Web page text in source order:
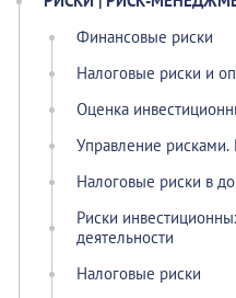
Финансовые риски
Налоговые риски и
Оценка
Управление
Налоговые риски в
Риски
деятельности
Налоговые риски